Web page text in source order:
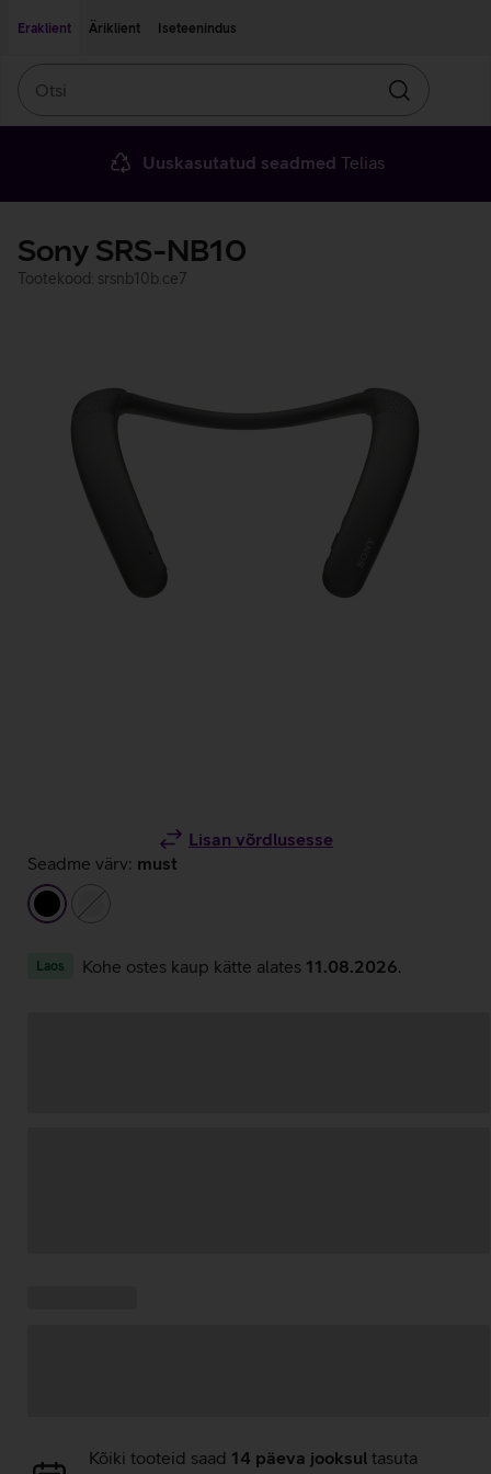
Eraklient
Äriklient Iseteenindus
Otsin
Uuskasutatud seadmed Telias
Sony SRS-NB10
Tootekood: srsnb10b.ce7
Lisan võrdlusesse
Seadme värv: must
must
valge
Laos Kohe ostes kaup kätte alates 11.08.2026
AndmeteKõiki tooteid saad 14 päeva jooksul tasuta